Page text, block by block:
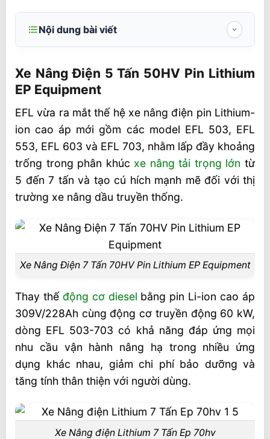
Nội dung bài viết
Equipment
Vượt trội tốc độ & khả năng leo dốc
Vận hành bền bỉ, sạc nhanh hơn
Hệ thống làm mát thông minh đảm bảo
hiệu suất ổn định
An toàn & thoải mái khi vận hành
Bảo trì thấp tuổi thọ cao & hiệu suất bền
Ổn định cao vận hành trong mọi môi
Thông số kỹ thuật Xe Nâng Điện 7 Tấn
Tùy chọn thiết bị
🔰 Vietstandard nhà phân phối chính hãng
xe nâng EP tại Việt Nam
Video Xe Nâng Điện 7 Tấn 70HV Pin
Lithium EP Equipment
Xe Nâng Điện 5 Tấn 50HV Pin Lithium
EP Equipment
EFL vừa ra mắt thế hệ xe nâng điện pin Lithium-
ion cao áp mới gồm các model EFL 503, EFL
553, EFL 603 và EFL 703, nhằm lấp đầy khoảng
trống trong phân khúc xe nâng tải trọng lớn từ
5 đến 7 tấn và tạo cú hích mạnh mẽ đối với thị
trường xe nâng dầu truyền thống.
Xe Nâng Điện 7 Tấn 70HV Pin Lithium EP Equipment
Thay thế động cơ diesel bằng pin Li-ion cao áp
309V/228Ah cùng động cơ truyền động 60 kW,
dòng EFL 503-703 có khả năng đáp ứng mọi
nhu cầu vận hành nâng hạ trong nhiều ứng
dụng khác nhau, giảm chi phí bảo dưỡng và
tăng tính thân thiện với người dùng.
Xe Nâng điện Lithium 7 Tấn Ep 70hv